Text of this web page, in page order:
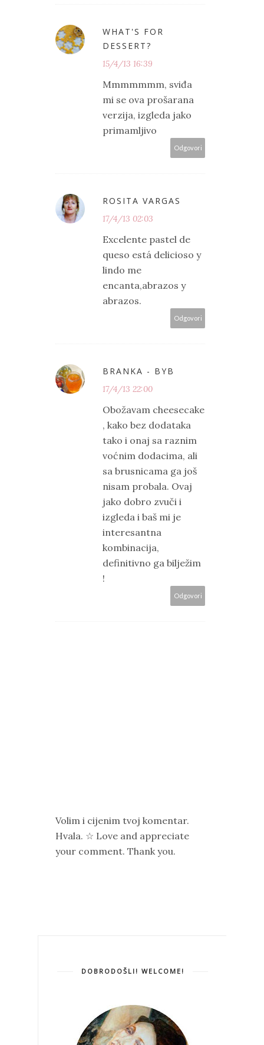
WHAT'S FOR
DESSERT?
15/4/13 16:39
Mmmmmmm, sviđa
mi se ova prošarana
verzija, izgleda jako
primamljivo
Odgovori
ROSITA VARGAS
17/4/13 02:03
Excelente pastel de
queso está delicioso y
lindo me
encanta,abrazos y
abrazos.
Odgovori
BRANKA - BYB
17/4/13 22:00
Obožavam cheesecake
, kako bez dodataka
tako i onaj sa raznim
voćnim dodacima, ali
sa brusnicama ga još
nisam probala. Ovaj
jako dobro zvuči i
izgleda i baš mi je
interesantna
kombinacija,
definitivno ga bilježim
!
Odgovori
Volim i cijenim tvoj komentar.
Hvala. ☆ Love and appreciate
your comment. Thank you.
DOBRODOŠLI! WELCOME!